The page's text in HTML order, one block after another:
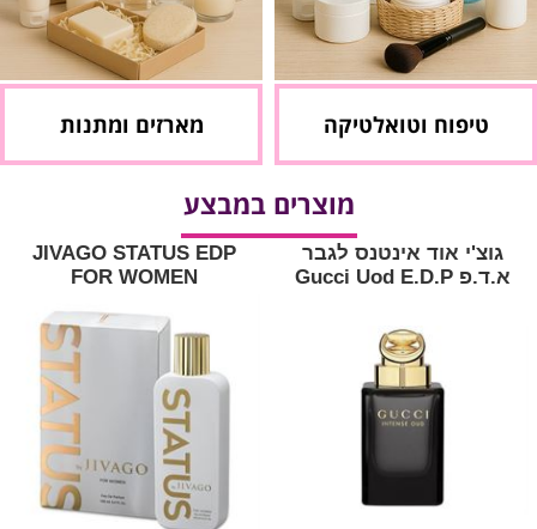
טיפוח וטואלטיקה מארזים ומתנות
מוצרים במבצע
גוצ'י אוד אינטנס לגבר
א.ד.פ Gucci Uod E.D.P
JIVAGO STATUS EDP
FOR WOMEN